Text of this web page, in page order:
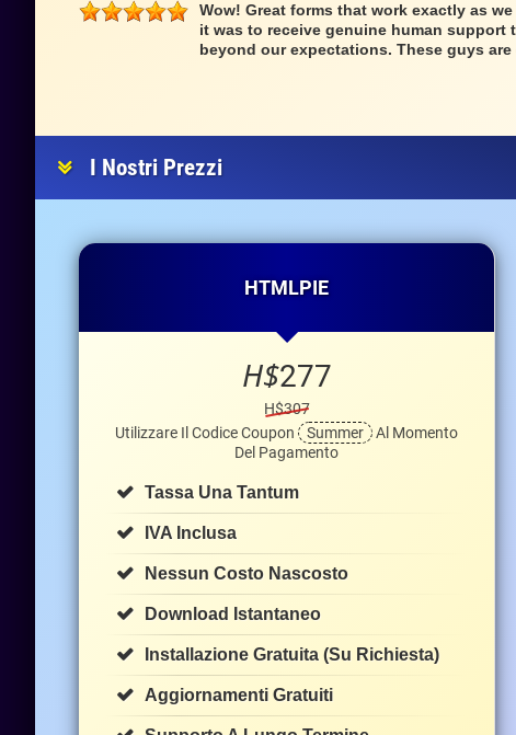
Wow! Great forms that work exactly as
it was to receive genuine human support
beyond our expectations. These guys
I Nostri Prezzi
HTMLPIE
H$277
H$307
Utilizzare Il Codice Coupon
Summer
Al Momento
Del Pagamento
Tassa Una Tantum
IVA Inclusa
Nessun Costo Nascosto
Download Istantaneo
Installazione Gratuita (su Richiesta)
Aggiornamenti Gratuiti